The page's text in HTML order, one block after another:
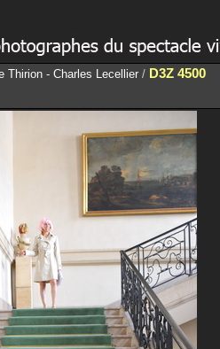
Thirion - Charles Lecellier / D3Z 4500